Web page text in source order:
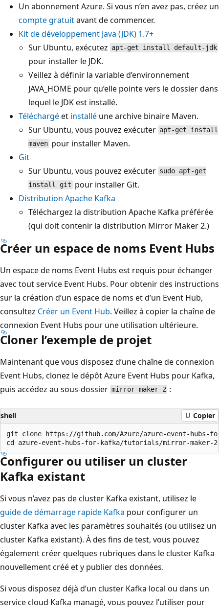
Un abonnement Azure. Si vous n’en avez pas, créez un
compte gratuitavant de commencer.
Kit de développement Java (JDK) 1.7+
Sur Ubuntu, exécutez apt-get install default-jdk
pour installer le JDK.
Veillez à définir la variable d’environnement
JAVA_HOME pour qu’elle pointe vers le dossier dans
lequel le JDK est installé.
Téléchargéet installé une archive binaire Maven.
Sur Ubuntu, vous pouvez exécuter apt-get install
maven pour installer Maven.
Git
Sur Ubuntu, vous pouvez exécuter sudo apt-get
install git pour installer Git.
Distribution Apache Kafka
Téléchargez la distribution Apache Kafka préférée
(qui doit contenir la distribution Mirror Maker 2.)
Créer un espace de noms Event Hubs
Un espace de noms Event Hubs est requis pour échanger
avec tout service Event Hubs. Pour obtenir des instructions
sur la création d’un espace de noms et d’un Event Hub,
consultez Créer un Event Hub. Veillez à copier la chaîne de
connexion Event Hubs pour une utilisation ultérieure.
Cloner l’exemple de projet
Maintenant que vous disposez d’une chaîne de connexion
Event Hubs, clonez le dépôt Azure Event Hubs pour Kafka,
puis accédez au sous-dossier mirror-maker-2 :
shell Copier
git clone https://github.com/Azure/azure-event-hubs-
Configurer ou utiliser un cluster
Kafka existant
Si vous n’avez pas de cluster Kafka existant, utilisez le
guide de démarrage rapide Kafka pour configurer un
cluster Kafka avec les paramètres souhaités (ou utilisez un
cluster Kafka existant). À des fins de test, vous pouvez
également créer quelques rubriques dans le cluster Kafka
nouvellement créé et y publier des données.
Si vous disposez déjà d’un cluster Kafka local ou dans un
service cloud Kafka managé, vous pouvez l’utiliser pour